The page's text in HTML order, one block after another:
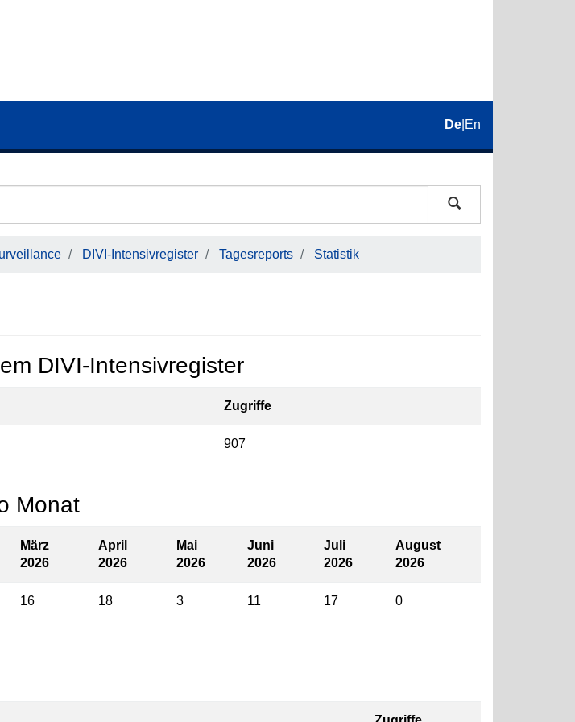
De En
DIVI-Intensivregister Tagesreports Statistik
DIVI-Intensivregister
Zugriffe
907
Monat
März
2026
April
2026
Mai
2026
Juni
2026
Juli
2026
August
2026
16 18 3 11 17 0